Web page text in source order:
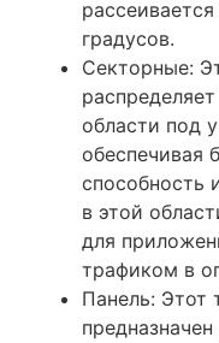
градусов.
Секторные:
области под
обеспечивая
способность
в этой
для
трафиком в
Панель: Этот